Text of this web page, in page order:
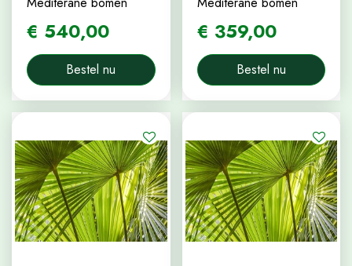
€ 540,00
Bestel nu
€ 359,00
Bestel nu